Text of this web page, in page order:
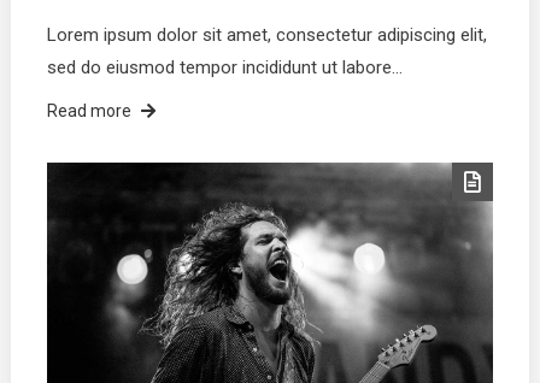
Lorem ipsum dolor sit amet, consectetur adipiscing elit,
sed do eiusmod tempor incididunt ut labore…
Read more